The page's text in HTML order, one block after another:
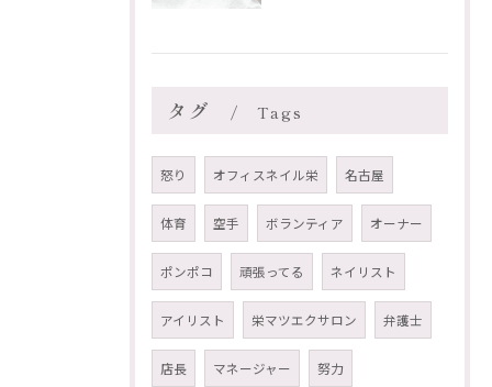
タグ Tags
怒り オフィスネイル栄 名古屋
体育 空手 ボランティア オーナー
ポンポコ 頑張ってる ネイリスト
アイリスト 栄マツエクサロン 弁護士
店長 マネージャー 努力